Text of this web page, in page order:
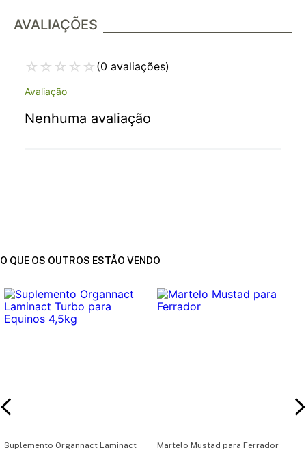
AVALIAÇÕES
☆ ☆ ☆ ☆ ☆ (0 avaliações)
Nenhuma avaliação
O QUE OS OUTROS ESTÃO VENDO
Suplemento Organnact Laminact Martelo Mustad para Ferrador